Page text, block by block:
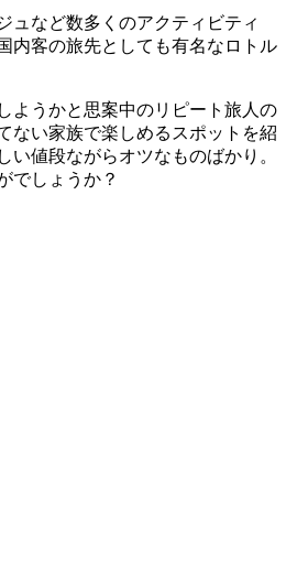
ュなど数多くのアクティビティ
内客の旅先としても有名なロトル
ようかと思案中のリピート旅人の
ない家族で楽しめるスポットを紹
い値段ながらオツなものばかり。
でしょうか？